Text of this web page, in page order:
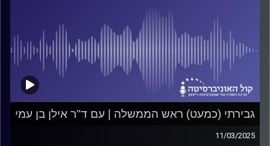
גבירתי (כמעט) ראש הממשלה | עם ד"ר אילן בן עמי
11/03/2025